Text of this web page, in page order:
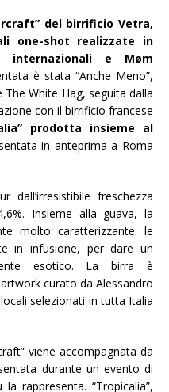
del birrificio Vetra,
one-shot realizzate in
internazionali e Møm
è stata “Anche Meno”,
White Hag, seguita dalla
con il birrificio francese
prodotta insieme al
in anteprima a Roma
dall’irresistibile freschezza
Insieme alla guava, la
molto caratterizzante: le
in infusione, per dare un
esotico. La birra è
curato da Alessandro
selezionati in tutta Italia
viene accompagnata da
durante un evento di
rappresenta. “Tropicalia”,